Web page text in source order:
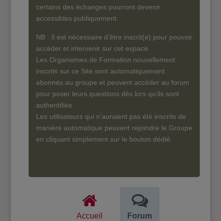
certains des échanges pourront devenir
accessibles publiquement.
NB : Il est nécessaire d’être inscrit(e) pour pouvoir
accéder et intervenir sur cet espace.
Les Organismes de Formation nouvellement
inscrits sur ce Site sont automatiquement
abonnés au groupe et peuvent accéder au forum
pour poser leurs questions dès lors qu’ils sont
authentifiés.
Les utilisateurs qui n’auraient pas été inscrits de
manière automatique peuvent rejoindre le Groupe
en cliquant simplement sur le bouton dédié.
Accueil Forum